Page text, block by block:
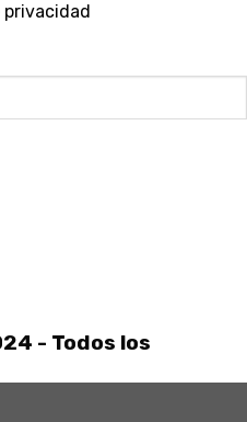
- Todos los